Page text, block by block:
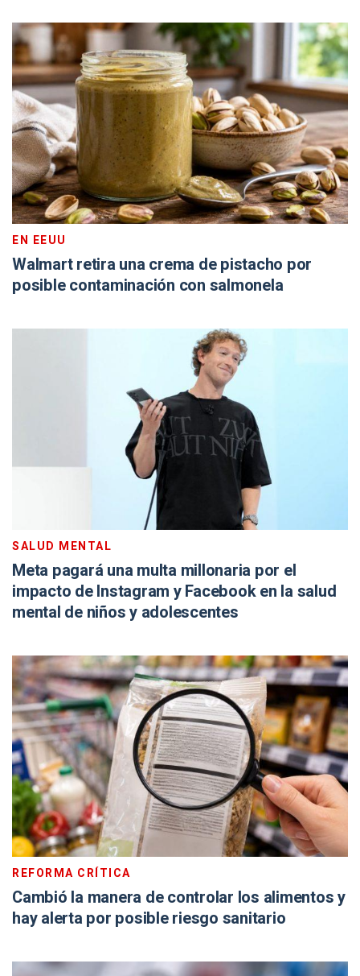
EN EEUU
Walmart retira una crema de pistacho por
posible contaminación con salmonela
SALUD MENTAL
Meta pagará una multa millonaria por el
impacto de Instagram y Facebook en la salud
mental de niños y adolescentes
REFORMA CRÍTICA
Cambió la manera de controlar los alimentos y
hay alerta por posible riesgo sanitario